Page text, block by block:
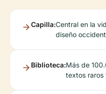
Capilla:Central en la
diseño
Biblioteca:Más de
textos raros